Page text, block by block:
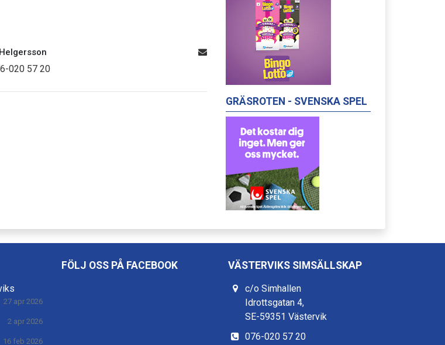
020 57 20
GRÄSROTEN - SVENSKA SPEL
27 apr 2026
2 apr 2026
16 feb 2026
FÖLJ OSS PÅ FACEBOOK VÄSTERVIKS SIMSÄLLSKAP
c/o Simhallen
Idrottsgatan 4,
SE-59351 Västervik
076-020 57 20